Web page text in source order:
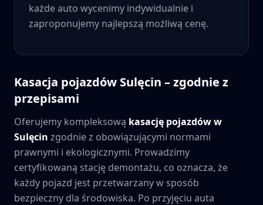
każde auto wycenimy indywidualnie i
zaproponujemy najlepszą możliwą cenę.
Kasacja pojazdów Sulęcin – zgodnie z
przepisami
Oferujemy kompleksową kasację pojazdów w
Sulęcin zgodnie z obowiązującymi normami
prawnymi i ekologicznymi. Prowadzimy
certyfikowaną stację demontażu, co oznacza, że
każdy pojazd jest przetwarzany w sposób
bezpieczny dla środowiska. Po przyjęciu auta